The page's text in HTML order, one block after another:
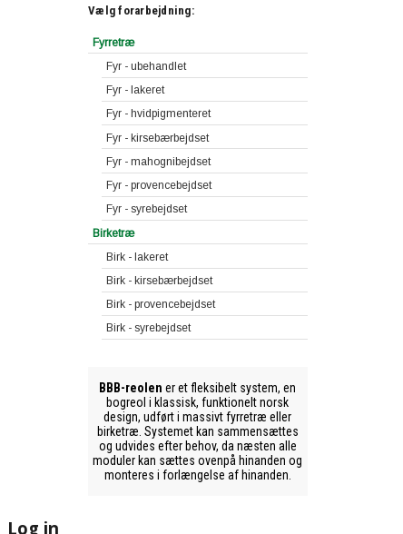
Vælg forarbejdning:
Fyrretræ
Fyr - ubehandlet
Fyr - lakeret
Fyr - hvidpigmenteret
Fyr - kirsebærbejdset
Fyr - mahognibejdset
Fyr - provencebejdset
Fyr - syrebejdset
Birketræ
Birk - lakeret
Birk - kirsebærbejdset
Birk - provencebejdset
Birk - syrebejdset
BBB-reolen er et fleksibelt system, en
bogreol i klassisk, funktionelt norsk
design, udført i massivt fyrretræ eller
birketræ. Systemet kan sammensættes
og udvides efter behov, da næsten alle
moduler kan sættes ovenpå hinanden og
monteres i forlængelse af hinanden.
Log in